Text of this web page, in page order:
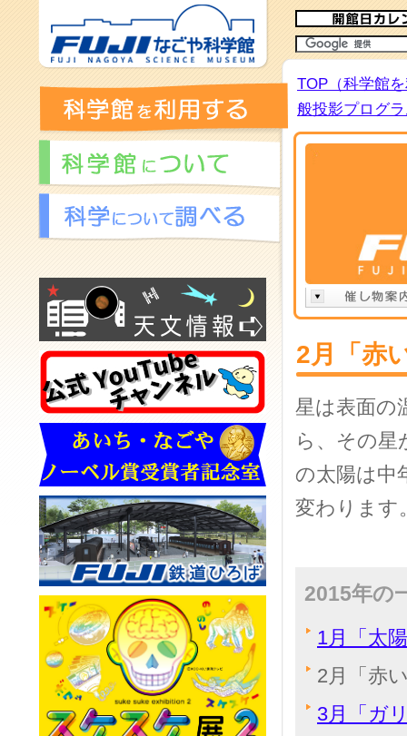
TOP（科学館
般投影プログ
2月「赤
星は表面の
ら、その
の太陽は中
変わります
2015年の
1月「太
2月「赤
3月「ガ